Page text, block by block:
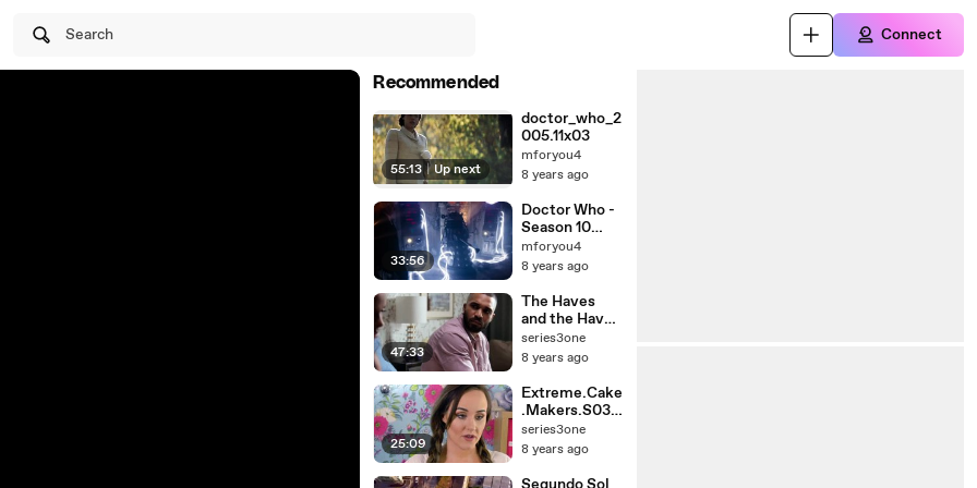
Search Connect
Recommended
55:13 | Up next
doctor_who_2
005.11x03
mforyou4
8 years ago
33:56
Doctor Who -
Season 10
Episode 13 -
The
13 - Part 02
mforyou4
8 years ago
47:33
The Haves
and the Have
Nots -
S05E28
series3one
8 years ago
25:09
Extreme.Cake
.Makers.S03E
14
series3one
8 years ago